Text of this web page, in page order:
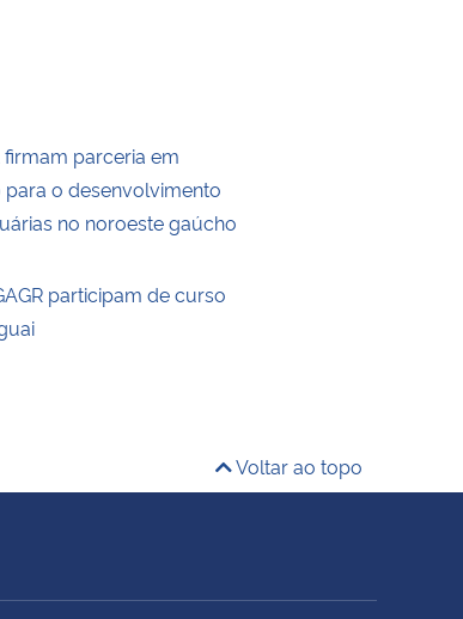
firmam parceria em
para o desenvolvimento
no noroeste gaúcho
participam de curso
Voltar ao topo